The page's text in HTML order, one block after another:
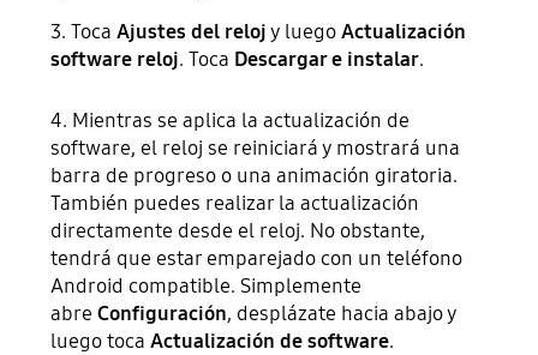
3. TocaAjustes del relojy luegoActualización
software reloj. Toca Descargar e instalar.
4. Mientras se aplica la actualización de
software, el reloj se reiniciará y mostrará una
barra de progreso o una animación giratoria.
También puedes realizar la actualización
directamente desde el reloj. No obstante,
tendrá que estar emparejado con un teléfono
Android compatible. Simplemente
abreConfiguración, desplázate hacia abajo y
luego tocaActualización de software.